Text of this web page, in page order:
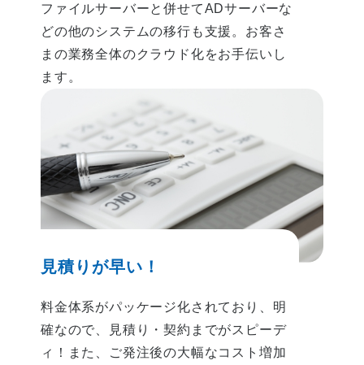
ファイルサーバーと併せてADサーバーな
どの他のシステムの移行も支援。 お客さ
まの業務全体のクラウド化をお手伝いし
ます。
見積りが早い！
料金体系がパッケージ化されており、明
確なので、見積り・契約までがスピーデ
ィ！
また、ご発注後の大幅なコスト増加